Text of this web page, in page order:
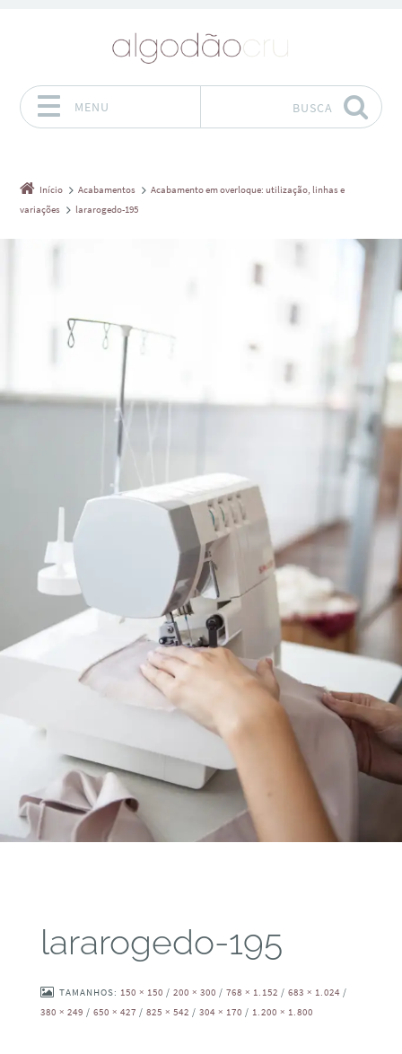
MENU BUSCA
Início Acabamentos
Acabamento em overloque: utilização, linhas e
variações
lararogedo-195
lararogedo-195
TAMANHOS: 150 × 150 / 200 × 300 / 768 × 1.152 / 683 × 1.024 /
380 × 249 / 650 × 427 / 825 × 542 / 304 × 170 / 1.200 × 1.800